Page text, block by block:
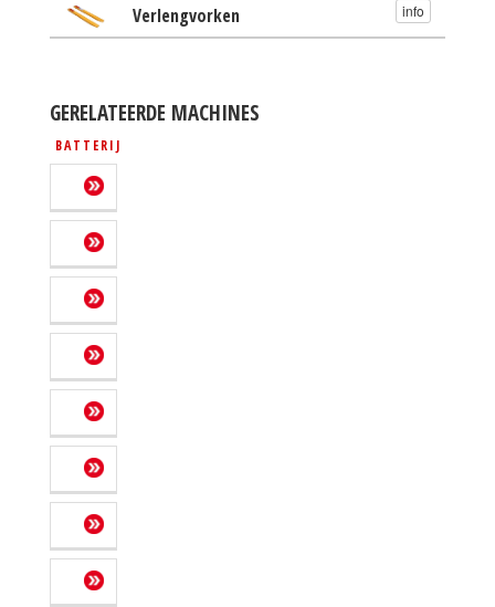
Verlengvorken info
GERELATEERDE MACHINES
BATTERIJ